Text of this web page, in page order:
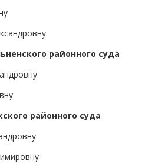
районного суда
районного суда